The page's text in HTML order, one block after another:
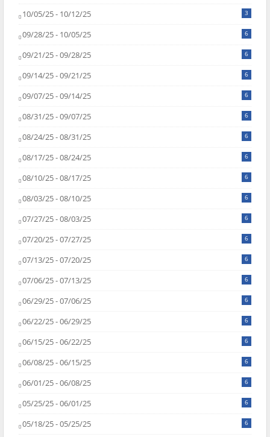
10/05/25 - 10/12/25 3
09/28/25 - 10/05/25 6
09/21/25 - 09/28/25 6
09/14/25 - 09/21/25 6
09/07/25 - 09/14/25 6
08/31/25 - 09/07/25 6
08/24/25 - 08/31/25 6
08/17/25 - 08/24/25 6
08/10/25 - 08/17/25 6
08/03/25 - 08/10/25 6
07/27/25 - 08/03/25 6
07/20/25 - 07/27/25 6
07/13/25 - 07/20/25 6
07/06/25 - 07/13/25 6
06/29/25 - 07/06/25 6
06/22/25 - 06/29/25 6
06/15/25 - 06/22/25 6
06/08/25 - 06/15/25 6
06/01/25 - 06/08/25 6
05/25/25 - 06/01/25 6
05/18/25 - 05/25/25 6